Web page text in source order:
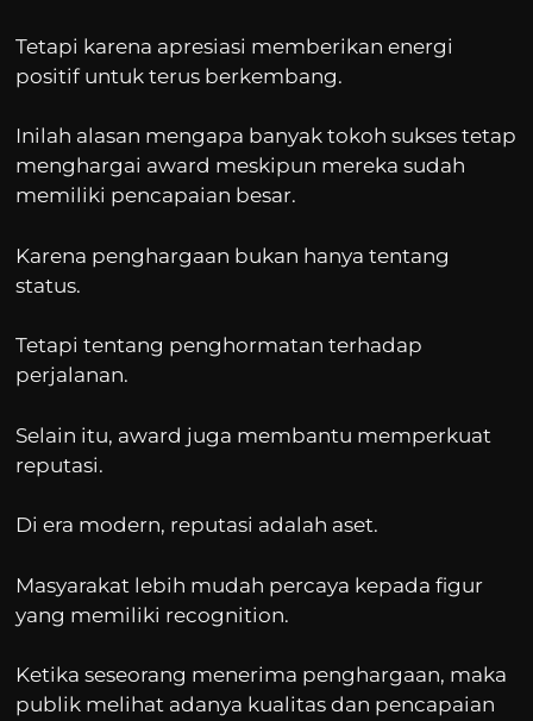
Tetapi karena apresiasi memberikan energi
positif untuk terus berkembang.
Inilah alasan mengapa banyak tokoh sukses tetap
menghargai award meskipun mereka sudah
memiliki pencapaian besar.
Karena penghargaan bukan hanya tentang
status.
Tetapi tentang penghormatan terhadap
perjalanan.
Selain itu, award juga membantu memperkuat
reputasi.
Di era modern, reputasi adalah aset.
Masyarakat lebih mudah percaya kepada figur
yang memiliki recognition.
Ketika seseorang menerima penghargaan, maka
publik melihat adanya kualitas dan pencapaian